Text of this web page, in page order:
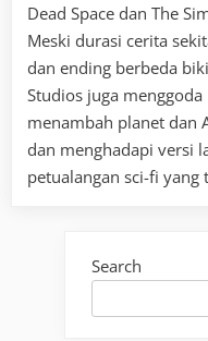
Dead Space dan The
Meski durasi cerita
dan ending berbeda
Studios juga
menambah planet dan
dan menghadapi versi
petualangan sci-fi
Search